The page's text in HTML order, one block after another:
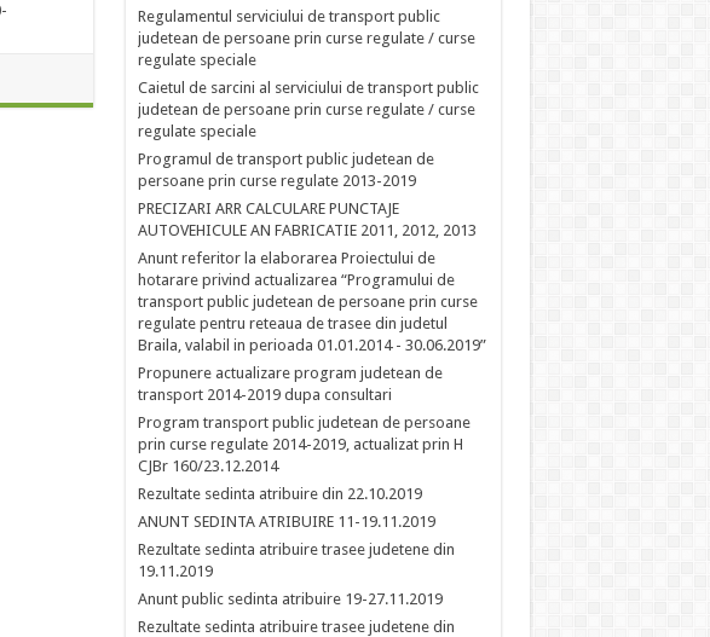
Regulamentul serviciului de transport public
judetean de persoane prin curse regulate / curse
regulate speciale
Caietul de sarcini al serviciului de transport public
judetean de persoane prin curse regulate / curse
regulate speciale
Programul de transport public judetean de
persoane prin curse regulate 2013-2019
PRECIZARI ARR CALCULARE PUNCTAJE
AUTOVEHICULE AN FABRICATIE 2011, 2012, 2013
Anunt referitor la elaborarea Proiectului de
hotarare privind actualizarea “Programului de
transport public judetean de persoane prin curse
regulate pentru reteaua de trasee din judetul
Braila, valabil in perioada 01.01.2014 - 30.06.2019”
Propunere actualizare program judetean de
transport 2014-2019 dupa consultari
Program transport public judetean de persoane
prin curse regulate 2014-2019, actualizat prin H
CJBr 160/23.12.2014
Rezultate sedinta atribuire din 22.10.2019
ANUNT SEDINTA ATRIBUIRE 11-19.11.2019
Rezultate sedinta atribuire trasee judetene din
19.11.2019
Anunt public sedinta atribuire 19-27.11.2019
Rezultate sedinta atribuire trasee judetene din